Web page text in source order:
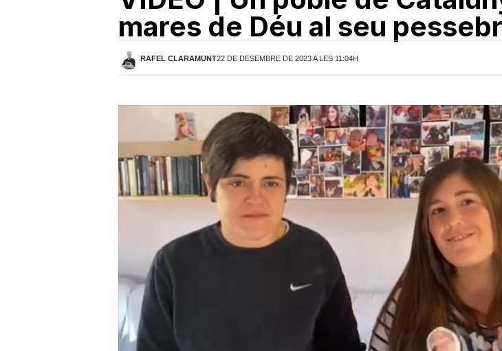
mares de Déu al seu
RAFEL CLARAMUNT22 DE DESEMBRE DE 2023 A LES 11:04H